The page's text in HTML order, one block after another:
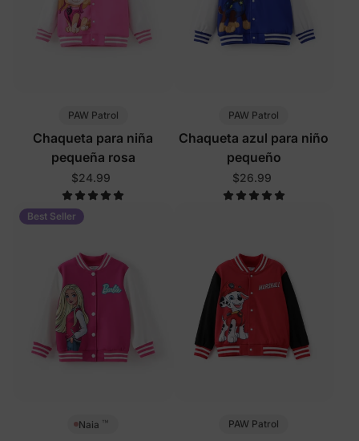
PAW Patrol
Chaqueta para niña
pequeña rosa
$24.99
PAW Patrol
Chaqueta azul para niño
pequeño
$26.99
Best Seller
Naia ™ PAW Patrol